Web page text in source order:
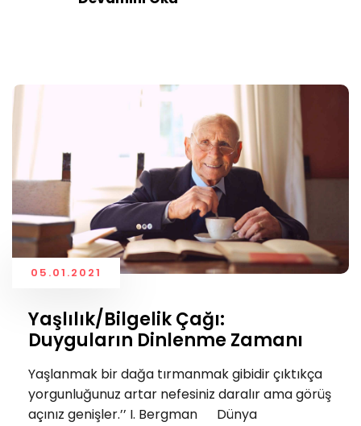
05.01.2021
Yaşlılık/Bilgelik Çağı:
Duyguların Dinlenme Zamanı
Yaşlanmak bir dağa tırmanmak gibidir çıktıkça
yorgunluğunuz artar nefesiniz daralır ama görüş
açınız genişler.’’ I. Bergman Dünya